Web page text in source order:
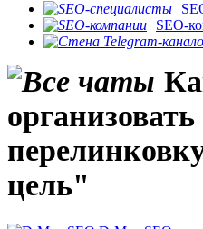
SEO-
организовать
цель"